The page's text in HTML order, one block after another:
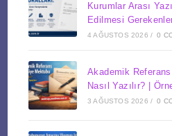
Kurumlar Arası
Edilmesi
4 AĞUSTOS 2026 / 0
Akademik
Nasıl Yazılır? |
3 AĞUSTOS 2026 / 0